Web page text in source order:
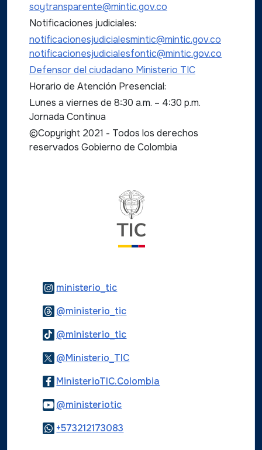
soytransparente@mintic.gov.co
Notificaciones judiciales:
notificacionesjudicialesmintic@mintic.gov.co
notificacionesjudicialesfontic@mintic.gov.co
Defensor del ciudadano Ministerio TIC
Horario de Atención Presencial:
Lunes a viernes de 8:30 a.m. – 4:30 p.m.
Jornada Continua
©Copyright 2021 - Todos los derechos
reservados Gobierno de Colombia
ministerio_ticLogo Instagram
@ministerio_ticLogo Threads
@ministerio_ticLogo Tiktok
@Ministerio_TICLogo Twitter
MinisterioTIC.Colombia
@ministerioticLogo Youtube
+573212173083